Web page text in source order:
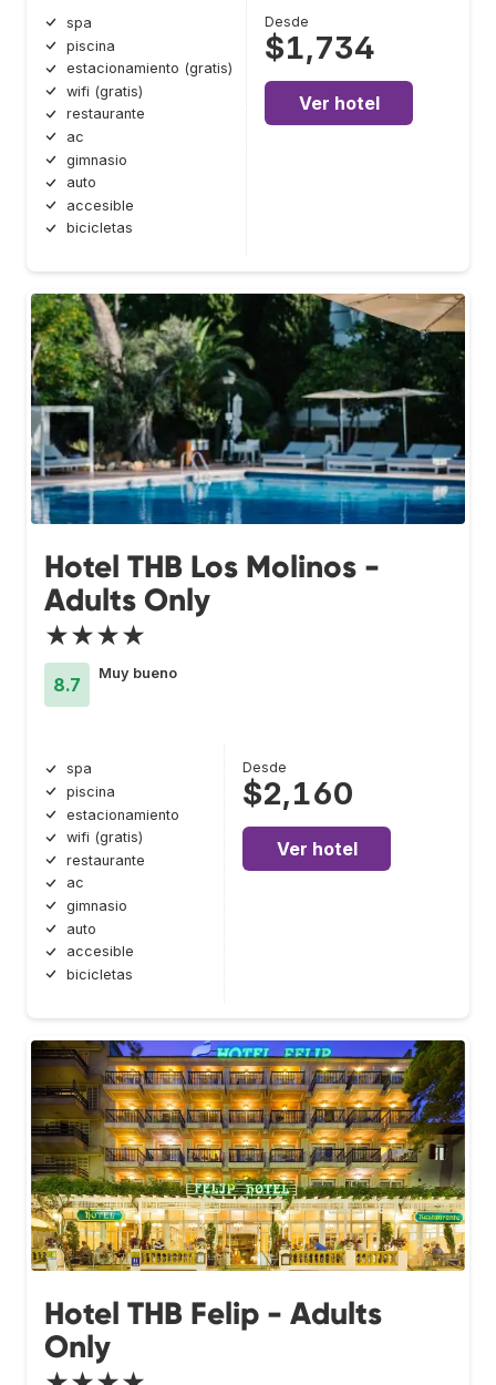
spa
piscina
estacionamiento (gratis)
wifi (gratis)
restaurante
ac
gimnasio
auto
accesible
bicicletas
Desde
$1,734
Ver hotel
Hotel THB Los Molinos -
Adults Only
★★★★
8.7
Muy bueno
spa
piscina
estacionamiento
wifi (gratis)
restaurante
ac
gimnasio
auto
accesible
bicicletas
Desde
$2,160
Ver hotel
Hotel THB Felip - Adults
Only